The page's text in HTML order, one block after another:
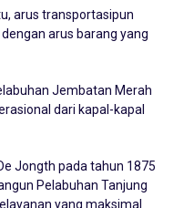
arus transportasipun
arus barang yang
Jembatan Merah
dari kapal-kapal
Jongth pada tahun 1875
Pelabuhan Tanjung
yang maksimal